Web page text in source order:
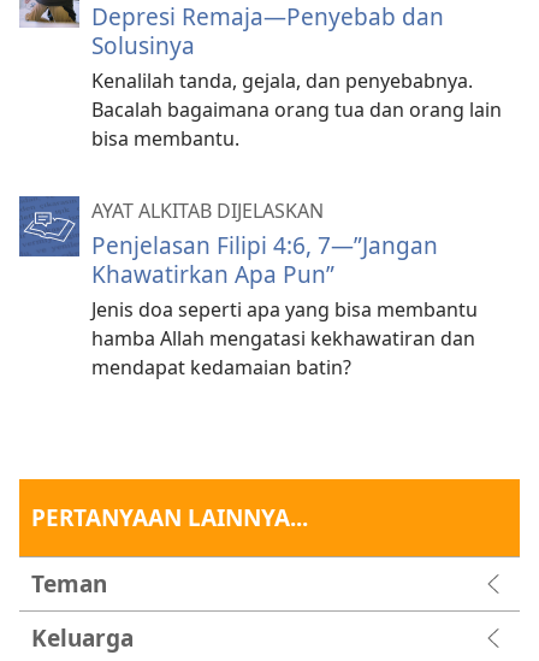
Depresi Remaja—Penyebab dan
Solusinya
Kenalilah tanda, gejala, dan penyebabnya.
Bacalah bagaimana orang tua dan orang lain
bisa membantu.
AYAT ALKITAB DIJELASKAN
Penjelasan Filipi 4:6, 7​—”Jangan
Khawatirkan Apa Pun”
Jenis doa seperti apa yang bisa membantu
hamba Allah mengatasi kekhawatiran dan
mendapat kedamaian batin?
PERTANYAAN LAINNYA...
Teman
Keluarga